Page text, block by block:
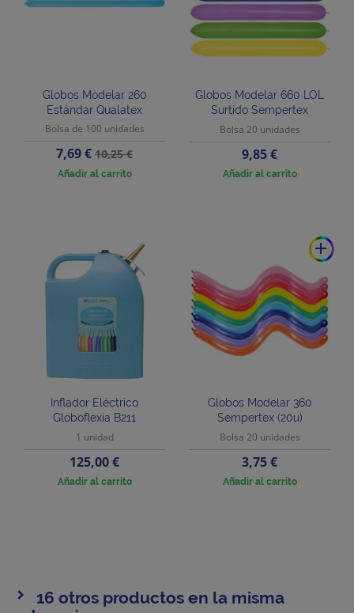
Globos Modelar 260
Estándar Qualatex
Bolsa de 100 unidades
Precio
7,69 €Precio
base
10,25 €
Añadir al carrito
Globos Modelar 660 LOL
Surtido Sempertex
Bolsa 20 unidades
Precio
9,85 €
Añadir al carrito
Inflador Eléctrico
Globoflexia B211
1 unidad
Precio
125,00 €
Añadir al carrito
add
Globos Modelar 360
Sempertex (20u)
Bolsa 20 unidades
Precio
3,75 €
Añadir al carrito
16 otros productos en la misma